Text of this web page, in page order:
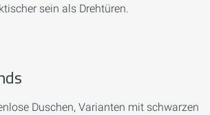
sein als Drehtüren.
Duschen, Varianten mit schwarzen